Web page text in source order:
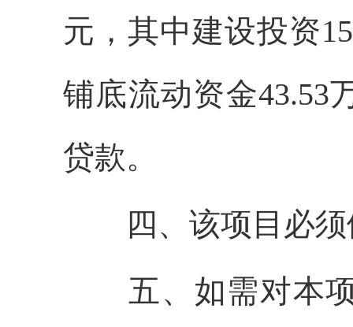
元，其中建设投资
铺底流动资金43.53
贷款。
四、 该项目必
五、 如需对本